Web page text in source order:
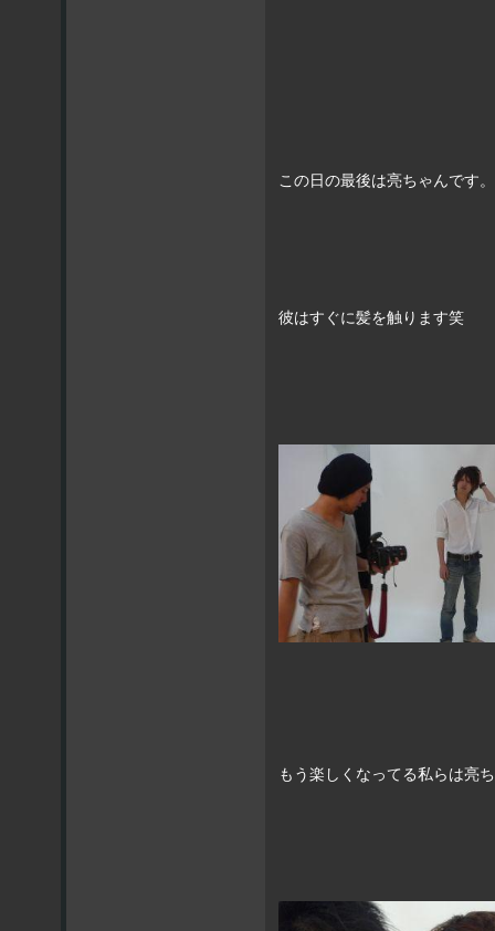
この日の最後は亮ちゃんです。
彼はすぐに髪を触ります笑
もう楽しくなってる私らは亮